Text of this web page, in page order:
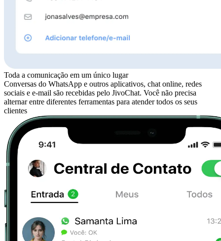
Toda a comunicação em um único lugar
Conversas do WhatsApp e outros aplicativos, chat online, redes
sociais e e-mail são recebidas pelo JivoChat. Você não precisa
alternar entre diferentes ferramentas para atender todos os seus
clientes